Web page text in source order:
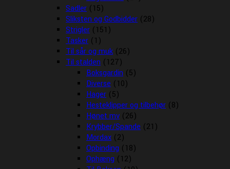
Sadler (15)
Sliksten og Godbidder (28)
Strigler (151)
Tasker (1)
Til sår og muk (26)
Til stalden (127)
Boksgardin (5)
Diverse (10)
Hager (5)
Hesteklipper og tilbehør (8)
Hønet mv (26)
Krybber/Spande (21)
Mordax (2)
Opbinding (18)
Ophæng (12)